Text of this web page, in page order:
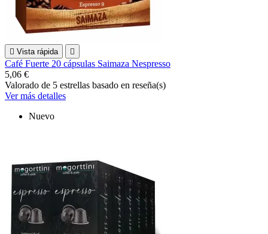
 Vista rápida 
Café Fuerte 20 cápsulas Saimaza Nespresso
5,06 €
Valorado de 5 estrellas basado en reseña(s)
Ver más detalles
Nuevo